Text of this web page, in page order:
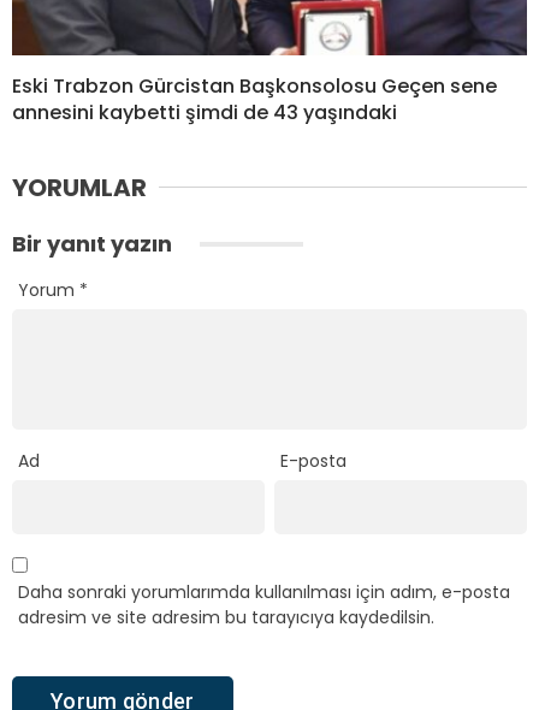
Eski Trabzon Gürcistan Başkonsolosu Geçen sene
annesini kaybetti şimdi de 43 yaşındaki
YORUMLAR
Bir yanıt yazın
Yorum *
Ad E-posta
Daha sonraki yorumlarımda kullanılması için adım, e-posta
adresim ve site adresim bu tarayıcıya kaydedilsin.